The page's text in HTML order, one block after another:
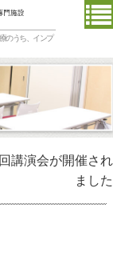
のうち、インプ
講演会が開催され
ました